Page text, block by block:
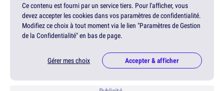
Ce contenu est fourni par un service tiers. Pour l'afficher, vous
devez accepter les cookies dans vos paramètres de confidentialité.
Modifiez ce choix à tout moment via le lien "Paramètres de Gestion
de la Confidentialité" en bas de page.
Gérer mes choix Accepter & afficher